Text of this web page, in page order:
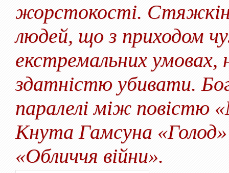
жорстокості.
людей, що з приходом
екстремальних умовах,
здатністю убивати.
паралелі між повістю
Кнута Гамсуна
«Обличчя війни».